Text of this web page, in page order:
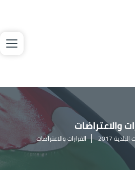
والاعتراضات
2017 القرارات والاعتراضات